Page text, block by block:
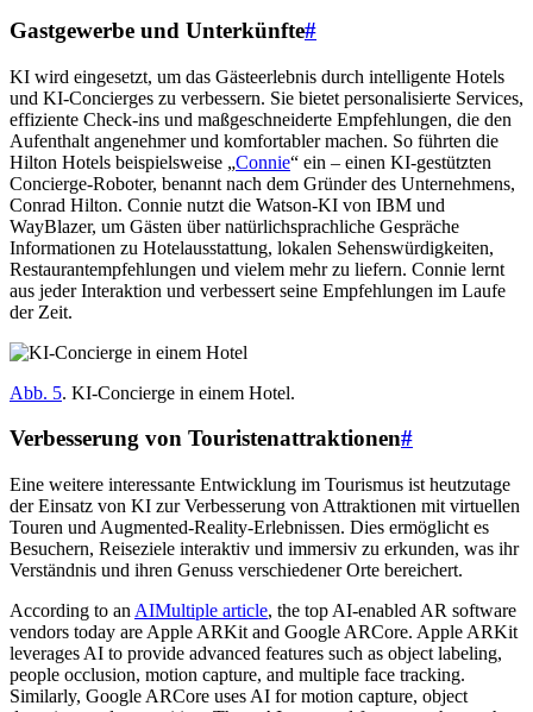
Gastgewerbe und Unterkünfte#
KI wird eingesetzt, um das Gästeerlebnis durch intelligente Hotels
und KI-Concierges zu verbessern. Sie bietet personalisierte Services,
effiziente Check-ins und maßgeschneiderte Empfehlungen, die den
Aufenthalt angenehmer und komfortabler machen. So führten die
Hilton Hotels beispielsweise „Connie“ ein – einen KI-gestützten
Concierge-Roboter, benannt nach dem Gründer des Unternehmens,
Conrad Hilton. Connie nutzt die Watson-KI von IBM und
WayBlazer, um Gästen über natürlichsprachliche Gespräche
Informationen zu Hotelausstattung, lokalen Sehenswürdigkeiten,
Restaurantempfehlungen und vielem mehr zu liefern. Connie lernt
aus jeder Interaktion und verbessert seine Empfehlungen im Laufe
der Zeit.
Abb. 5. KI-Concierge in einem Hotel.
Verbesserung von Touristenattraktionen#
Eine weitere interessante Entwicklung im Tourismus ist heutzutage
der Einsatz von KI zur Verbesserung von Attraktionen mit virtuellen
Touren und Augmented-Reality-Erlebnissen. Dies ermöglicht es
Besuchern, Reiseziele interaktiv und immersiv zu erkunden, was ihr
Verständnis und ihren Genuss verschiedener Orte bereichert.
According to an AIMultiple article, the top AI-enabled AR software
vendors today are Apple ARKit and Google ARCore. Apple ARKit
leverages AI to provide advanced features such as object labeling,
people occlusion, motion capture, and multiple face tracking.
Similarly, Google ARCore uses AI for motion capture, object